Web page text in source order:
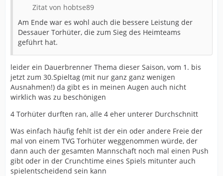
Zitat von hobtse89
Am Ende war es wohl auch die bessere Leistung der
Dessauer Torhüter, die zum Sieg des Heimteams
geführt hat.
leider ein Dauerbrenner Thema dieser Saison, vom 1. bis
jetzt zum 30.Spieltag (mit nur ganz ganz wenigen
Ausnahmen!) da gibt es in meinen Augen auch nicht
wirklich was zu beschönigen
4 Torhüter durften ran, alle 4 eher unterer Durchschnitt
Was einfach häufig fehlt ist der ein oder andere Freie der
mal von einem TVG Torhüter weggenommen würde, der
dann auch der gesamten Mannschaft noch mal einen Push
gibt oder in der Crunchtime eines Spiels mitunter auch
spielentscheidend sein kann